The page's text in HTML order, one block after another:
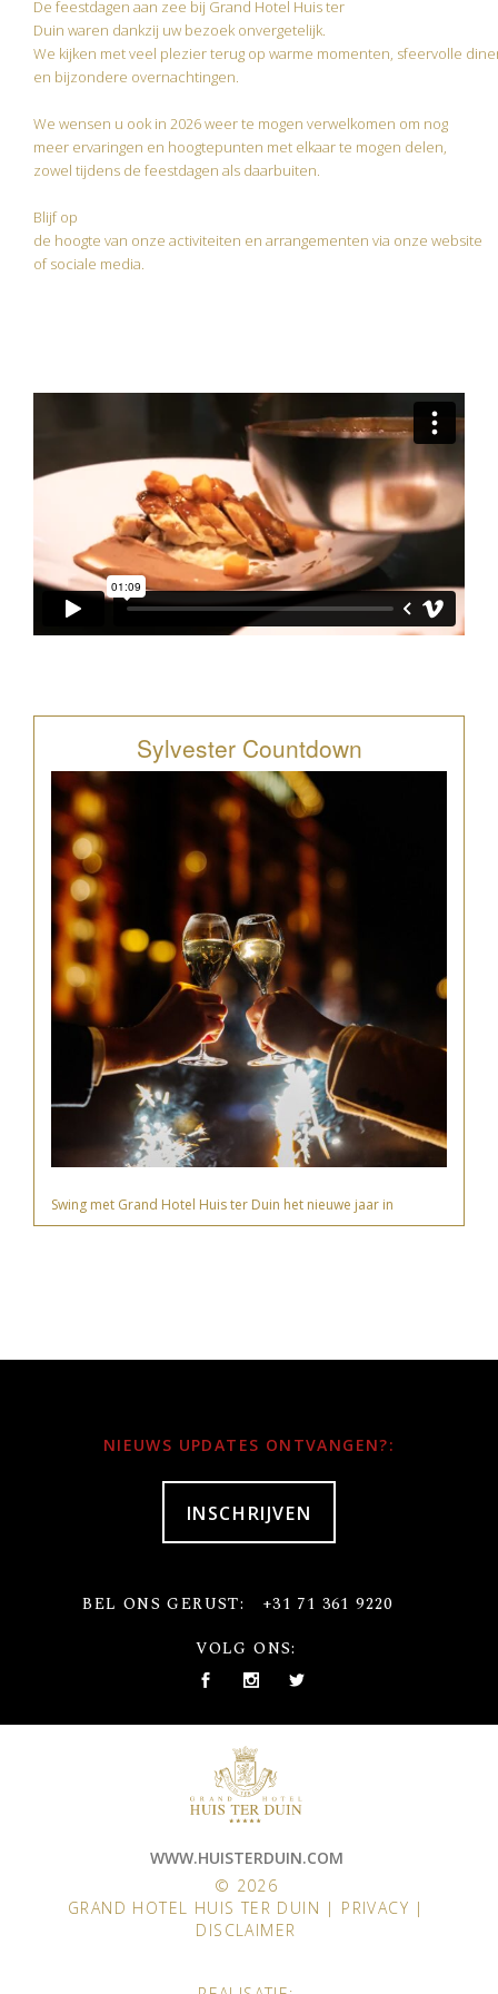
De feestdagen aan zee bij Grand Hotel Huis ter
Duin waren dankzij uw bezoek onvergetelijk.
We kijken met veel plezier terug op warme momenten, sfeervolle
en bijzondere overnachtingen.
We wensen u ook in 2026 weer te mogen verwelkomen om nog
meer ervaringen en hoogtepunten met elkaar te mogen delen,
zowel tijdens de feestdagen als daarbuiten.
Blijf op
de hoogte van onze activiteiten en arrangementen via onze website
of sociale media.
Sylvester Countdown
Swing met Grand Hotel Huis ter Duin het nieuwe jaar in
NIEUWS UPDATES ONTVANGEN?:
INSCHRIJVEN
BEL ONS GERUST:
+31 71 361 9220
VOLG ONS:
WWW.HUISTERDUIN.COM
© 2026
GRAND HOTEL HUIS TER DUIN | PRIVACY |
DISCLAIMER